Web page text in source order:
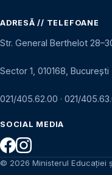
ADRESĂ // TELEFOANE
Str. General Berthelot
Sector 1, 010168, București
021/405.62.00 · 021/
SOCIAL MEDIA
© 2026 Ministerul Educației